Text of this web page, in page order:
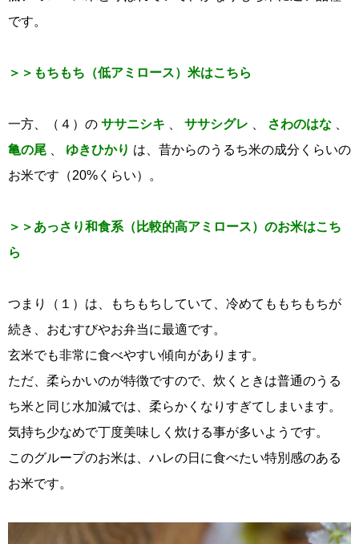
です。
＞＞もちもち（低アミロース）米はこちら
一方、（４）の ササニシキ ササシグレ さわのはな
亀の尾
ゆきひかり は、昔からのうるち米の成分くらいの
お米です（20%くらい）。
＞＞あっさり和食系（比較的高アミロース）のお米はこち
ら
つまり（１）は、もちもちしていて、冷めてももちもちが
続き、おむすびやお弁当に最適です。
玄米でも非常に食べやすい傾向があります。
ただ、柔らかいのが特徴ですので、炊くときは普通のうる
ち米と同じ水加減では、柔らかくなりすぎてしまいます。
気持ち少なめで丁度美味しく炊ける事が多いようです。
このグループのお米は、ハレの日に食べたい特別感のある
お米です。